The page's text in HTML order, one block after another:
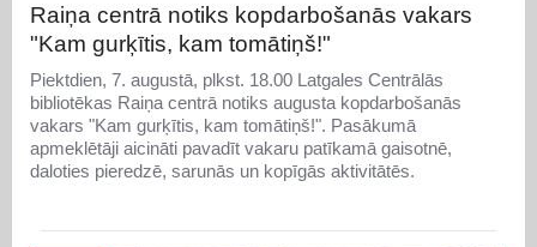
Raiņa centrā notiks kopdarbošanās vakars
"Kam gurķītis, kam tomātiņš!"
Piektdien, 7. augustā, plkst. 18.00 Latgales Centrālās
bibliotēkas Raiņa centrā notiks augusta kopdarbošanās
vakars "Kam gurķītis, kam tomātiņš!". Pasākumā
apmeklētāji aicināti pavadīt vakaru patīkamā gaisotnē,
daloties pieredzē, sarunās un kopīgās aktivitātēs.